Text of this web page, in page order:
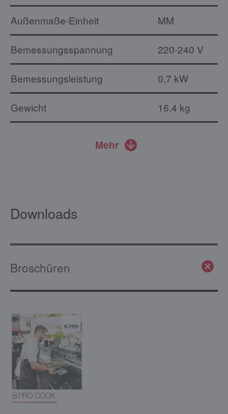
Außenmaße-Einheit MM
Bemessungsspannung 220-240 V
Bemessungsleistung 0,7 kW
Gewicht 16,4 kg
Mehr
Downloads
Broschüren